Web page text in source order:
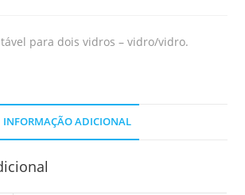
para dois vidros – vidro/vidro.
INFORMAÇÃO ADICIONAL